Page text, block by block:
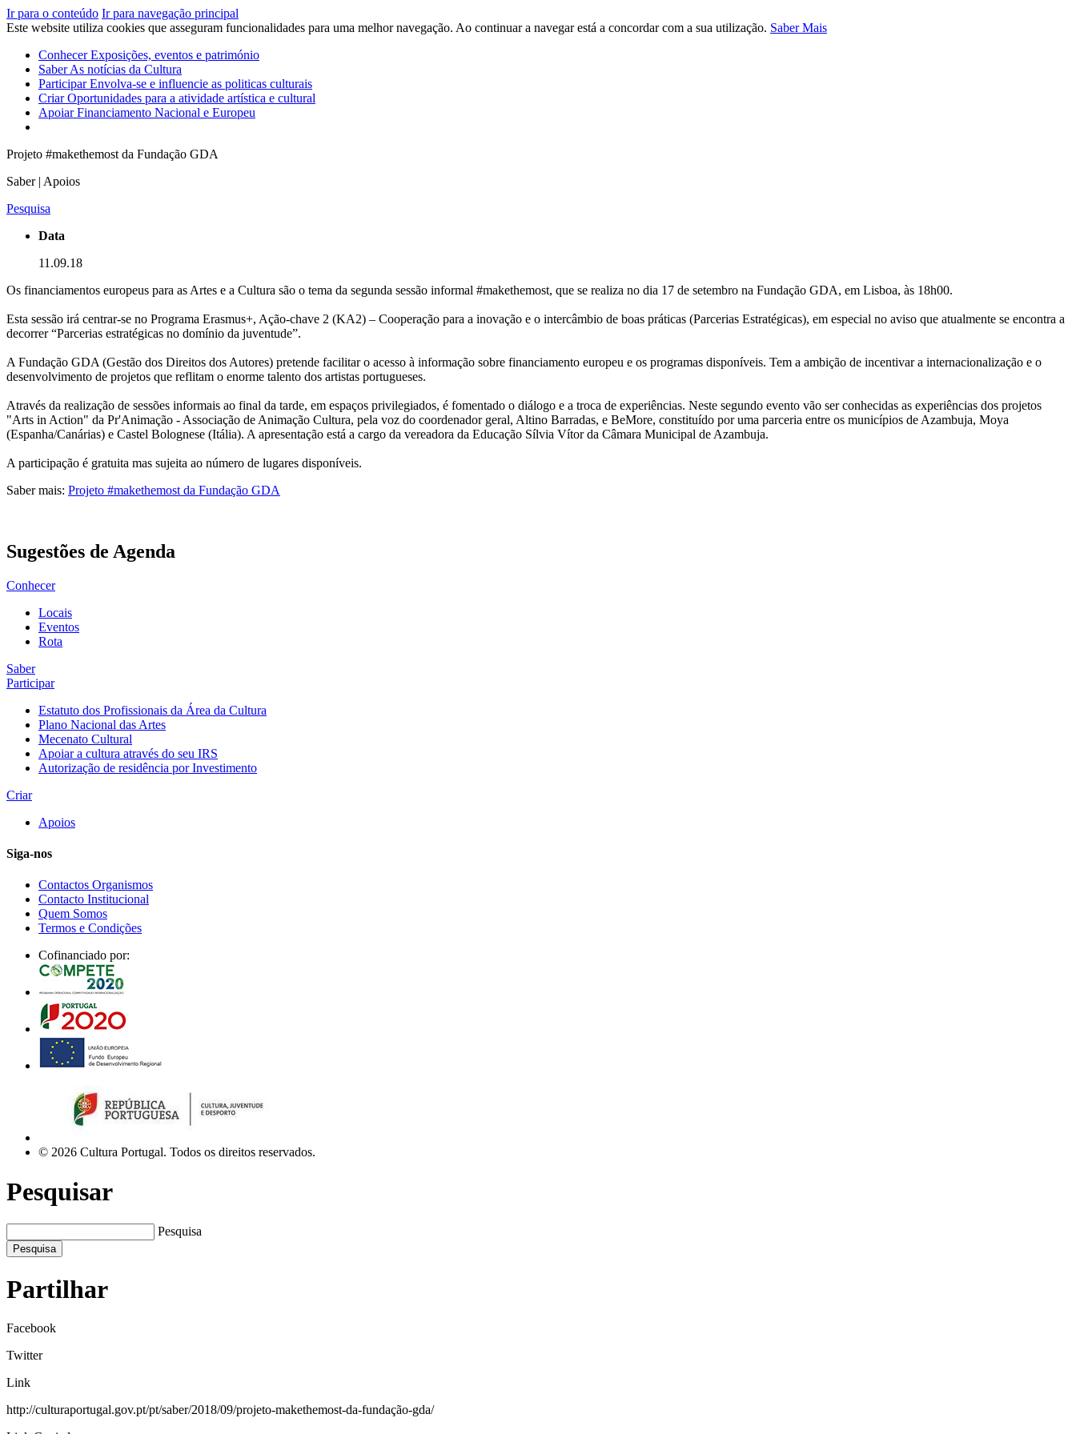
Ir para o conteúdo Ir para navegação principal
Este website utiliza cookies que asseguram funcionalidades para uma melhor navegação. Ao continuar a navegar está a concordar com a sua utilização. Saber Mais
ConhecerExposições, eventos e património
SaberAs notícias da Cultura
ParticiparEnvolva-se e influencie as politicas culturais
CriarOportunidades para a atividade artística e cultural
ApoiarFinanciamento Nacional e Europeu
Projeto #makethemost da Fundação GDA
Saber | Apoios
Pesquisa
Data
11.09.18
Os financiamentos europeus para as Artes e a Cultura são o tema da segunda sessão informal #makethemost, que se realiza no dia 17 de setembro na Fundação GDA, em Lisboa, às 18h00.
Esta sessão irá centrar-se no Programa Erasmus+, Ação-chave 2 (KA2) – Cooperação para a inovação e o intercâmbio de boas práticas (Parcerias Estratégicas), em especial no aviso que atualmente se encontra a
decorrer “Parcerias estratégicas no domínio da juventude”.
A Fundação GDA (Gestão dos Direitos dos Autores) pretende facilitar o acesso à informação sobre financiamento europeu e os programas disponíveis. Tem a ambição de incentivar a internacionalização e o
desenvolvimento de projetos que reflitam o enorme talento dos artistas portugueses.
Através da realização de sessões informais ao final da tarde, em espaços privilegiados, é fomentado o diálogo e a troca de experiências. Neste segundo evento vão ser conhecidas as experiências dos projetos
"Arts in Action" da Pr'Animação - Associação de Animação Cultura, pela voz do coordenador geral, Altino Barradas, e BeMore, constituído por uma parceria entre os municípios de Azambuja, Moya
(Espanha/Canárias) e Castel Bolognese (Itália). A apresentação está a cargo da vereadora da Educação Sílvia Vítor da Câmara Municipal de Azambuja.
A participação é gratuita mas sujeita ao número de lugares disponíveis.
Saber mais: Projeto #makethemost da Fundação GDA
Sugestões de Agenda
Conhecer
Locais
Eventos
Rota
Saber
Participar
Estatuto dos Profissionais da Área da Cultura
Plano Nacional das Artes
Mecenato Cultural
Apoiar a cultura através do seu IRS
Autorização de residência por Investimento
Criar
Apoios
Siga-nos
Contactos Organismos
Contacto Institucional
Quem Somos
Termos e Condições
Cofinanciado por:
© 2026 Cultura Portugal. Todos os direitos reservados.
Pesquisar
Pesquisa
Pesquisa
Partilhar
Facebook
Twitter
Link
http://culturaportugal.gov.pt/pt/saber/2018/09/projeto-makethemost-da-fundação-gda/